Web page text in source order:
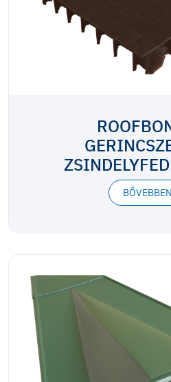
BŐVEBBEN